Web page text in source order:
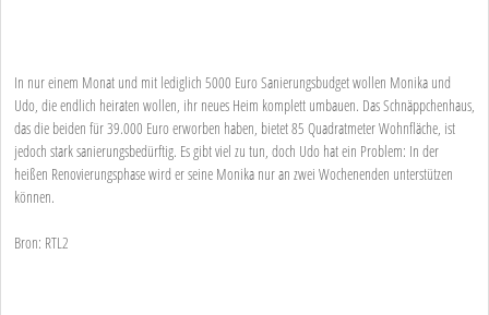
In nur einem Monat und mit lediglich 5000 Euro Sanierungsbudget wollen Monika und
Udo, die endlich heiraten wollen, ihr neues Heim komplett umbauen. Das Schnäppchenhaus,
das die beiden für 39.000 Euro erworben haben, bietet 85 Quadratmeter Wohnfläche, ist
jedoch stark sanierungsbedürftig. Es gibt viel zu tun, doch Udo hat ein Problem: In der
heißen Renovierungsphase wird er seine Monika nur an zwei Wochenenden unterstützen
können.
Bron: RTL2